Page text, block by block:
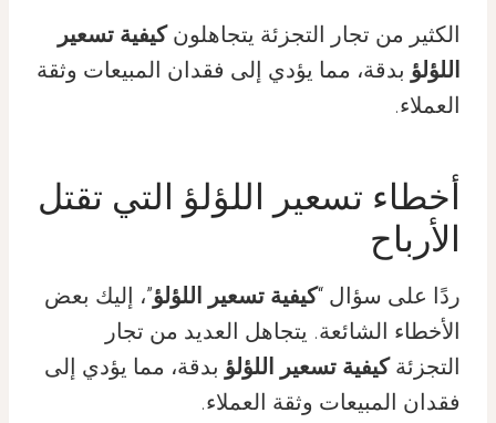
الكثير من تجار التجزئة يتجاهلونكيفية تسعير
اللؤلؤ بدقة، مما يؤدي إلى فقدان المبيعات وثقة
العملاء.
أخطاء تسعير اللؤلؤ التي تقتل
الأرباح
ردًا على سؤال “كيفية تسعير اللؤلؤ”، إليك بعض
الأخطاء الشائعة. يتجاهل العديد من تجار
التجزئةكيفية تسعير اللؤلؤ بدقة، مما يؤدي إلى
فقدان المبيعات وثقة العملاء.